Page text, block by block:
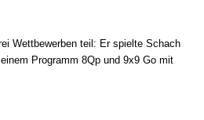
Wettbewerben teil: Er spielte Schach
Programm 8Qp und 9x9 Go mit